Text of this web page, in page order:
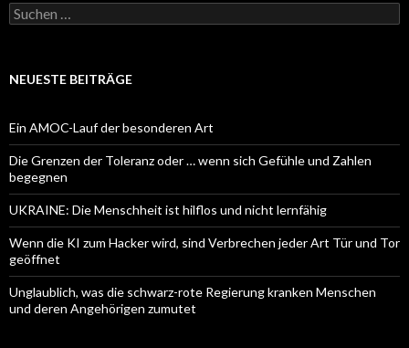
Suchen
nach:
NEUESTE BEITRÄGE
Ein AMOC-Lauf der besonderen Art
Die Grenzen der Toleranz oder … wenn sich Gefühle und Zahlen
begegnen
UKRAINE: Die Menschheit ist hilflos und nicht lernfähig
Wenn die KI zum Hacker wird, sind Verbrechen jeder Art Tür und Tor
geöffnet
Unglaublich, was die schwarz-rote Regierung kranken Menschen
und deren Angehörigen zumutet